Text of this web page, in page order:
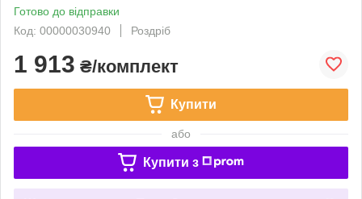
Готово до відправки
Код: 00000030940
Роздріб
1 913 ₴/комплект
Купити
або
Купити з